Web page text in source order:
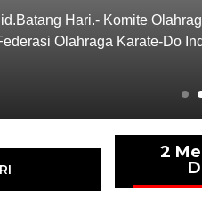
Hari.- Komite
Olahraga Karate-Do
2